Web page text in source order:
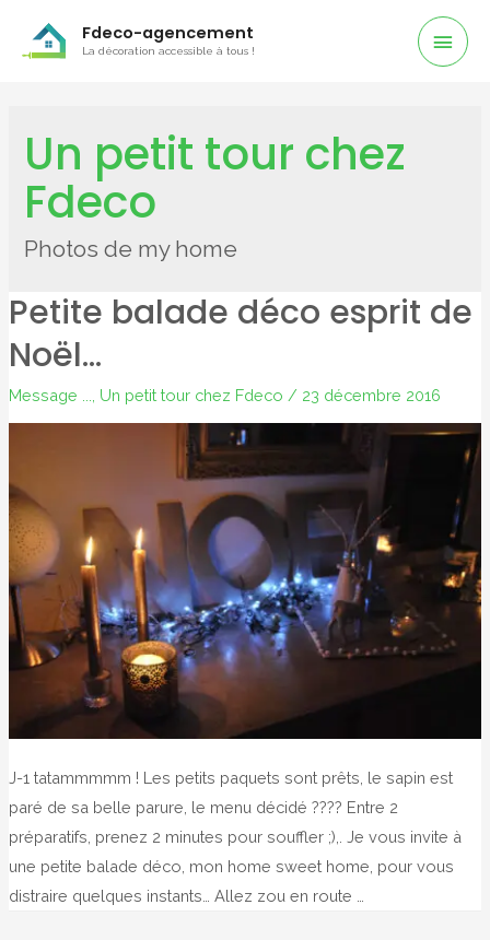
Fdeco-agencement
La décoration accessible à tous !
Un petit tour chez
Fdeco
Photos de my home
Petite balade déco esprit de
Noël…
Message ... Un petit tour chez Fdeco / 23 décembre 2016
J-1 tatammmmm ! Les petits paquets sont prêts, le sapin est
paré de sa belle parure, le menu décidé ???? Entre 2
préparatifs, prenez 2 minutes pour souffler ;),. Je vous invite à
une petite balade déco, mon home sweet home, pour vous
distraire quelques instants… Allez zou en route …